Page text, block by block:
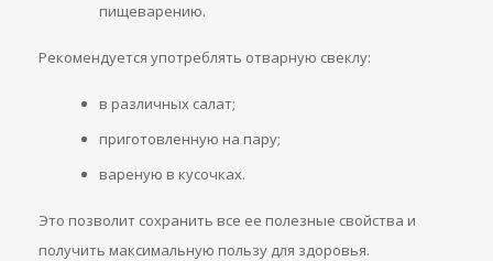
пищеварению.
Рекомендуется употреблять отварную свеклу:
в различных салат;
приготовленную на пару;
вареную в кусочках.
Это позволит сохранить все ее полезные свойства и
получить максимальную пользу для здоровья.